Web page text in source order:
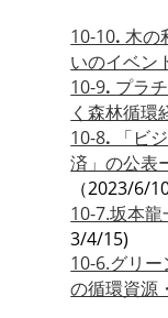
10-10.木の
いのイベン
10-9. プラ
く森林循環
10-8.
「ビ
済」の公表
（2023/6/
10-7.坂本
3/4/15)
10-6.グリ
の循環資源